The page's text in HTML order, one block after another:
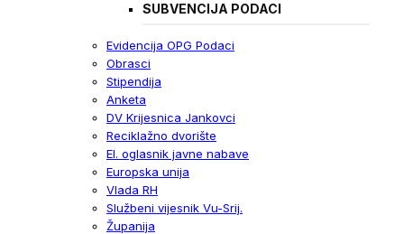
SUBVENCIJA PODACI
Evidencija OPG Podaci
Obrasci
Stipendija
Anketa
DV Krijesnica Jankovci
Reciklažno dvorište
El. oglasnik javne nabave
Europska unija
Vlada RH
Službeni vijesnik Vu-Srij.
Županija